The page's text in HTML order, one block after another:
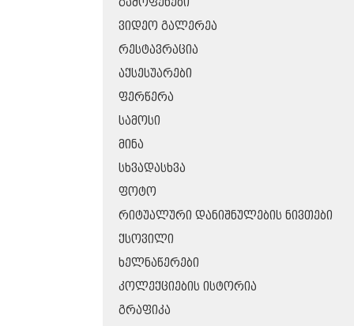
ᲕᲘᲓᲔᲝ ᲒᲐᲚᲔᲠᲔᲐ
ᲠᲔᲡᲢᲐᲕᲠᲐᲪᲘᲐ
ᲐᲥᲡᲔᲡᲣᲐᲠᲔᲑᲘ
ᲤᲔᲠᲬᲔᲠᲐ
ᲡᲐᲛᲝᲡᲘ
ᲛᲘᲜᲐ
ᲡᲮᲕᲐᲓᲐᲡᲮᲕᲐ
ᲤᲝᲢᲝ
ᲠᲘᲢᲣᲐᲚᲣᲠᲘ ᲓᲐᲜᲘᲨᲜᲣᲚᲔᲑᲘᲡ ᲜᲘᲕᲗᲔᲑᲘ
ᲥᲡᲝᲕᲘᲚᲘ
ᲮᲔᲚᲜᲐᲬᲔᲠᲔᲑᲘ
ᲙᲝᲚᲔᲥᲪᲘᲔᲑᲘᲡ ᲘᲡᲢᲝᲠᲘᲐ
ᲒᲠᲐᲤᲘᲙᲐ